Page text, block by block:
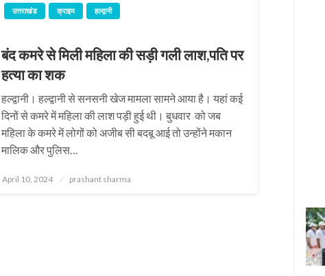
उत्तराखंड क्राइम हल्द्वानी
बंद कमरे से मिली महिला की सड़ी गली लाश,पति पर
हत्या का शक
हल्द्वानी। हल्द्वानी से सनसनी खेज मामला सामने आया है। यहां कई
दिनों से कमरे में महिला की लाश पड़ी हुई थी। बुधवार को जब
महिला के कमरे में लोगों को अजीब सी बदबू आई तो उन्होंने मकान
मालिक और पुलिस…
Posted
April 10, 2024 prashant sharma